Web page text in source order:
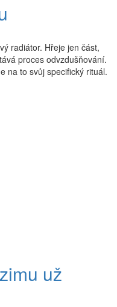
radiátor. Hřeje jen část,
proces odvzdušňování.
na to svůj specifický rituál.
už